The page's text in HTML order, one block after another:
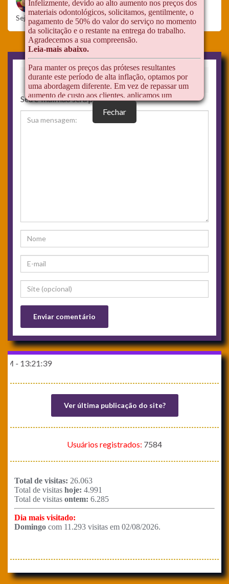
Fechar
Seja o editor do nosso site
Deixe um comentário
Seu e-mail não será publicado.
Ver última publicação do site?
Usuários registrados: 7584